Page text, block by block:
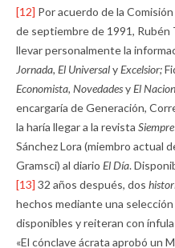
[12] Por acuerdo de la
de septiembre de 1991, Rubén
llevar personalmente la
Jornada, El UniversalyExcelsior;
Economista, NovedadesyEl
encargaría de Generación,
la haría llegar a la revista
Sánchez Lora (miembro actual
Gramsci) al diario El Día.
[13] 32 años después, dos
hechos mediante una
disponibles y reiteran con
«El cónclave ácrata aprobó un